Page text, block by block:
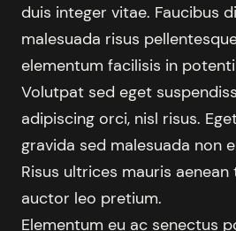
duis integer vitae. Faucibus
malesuada risus
elementum facilisis in
Volutpat sed eget
adipiscing orci, nisl risus.
gravida sed malesuada non
Risus ultrices mauris
auctor leo pretium.
Elementum eu ac senectus